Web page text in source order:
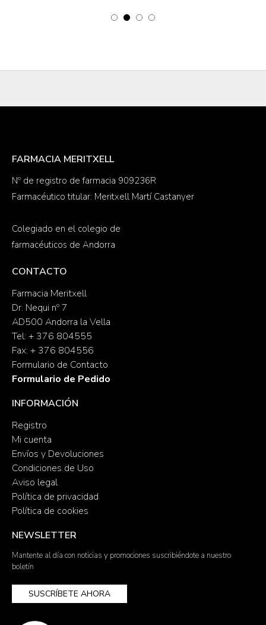
FARMACIA MERITXELL
Nº de registro de farmacia 909236R
Farmacéutico titular: Meritxell Martí Castanyer
Colegiado en el colegio de
farmacéuticos de Andorra
CONTACTO
Farmacia Meritxell
Dr. Nequi nº 7
AD500 Andorra la Vella
Tel: + 376 804555
Fax: + 376 804556
Formulario de Contacto
Formulario de Pedido
INFORMACIÓN
Registro
Mi cuenta
Envíos y Devoluciones
Condiciones de Uso
Aviso legal
Política de privacidad
Política de cookies
NEWSLETTER
Mantente al día con noticias y promociones suscribiéndote a nuestro
boletín
SUSCRÍBETE AHORA